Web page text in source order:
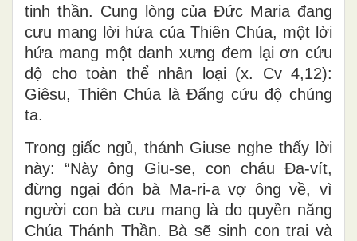
tinh thần. Cung lòng của Đức Maria đang
cưu mang lời hứa của Thiên Chúa, một lời
hứa mang một danh xưng đem lại ơn cứu
độ cho toàn thể nhân loại (x. Cv 4,12):
Giêsu, Thiên Chúa là Đấng cứu độ chúng
ta.
Trong giấc ngủ, thánh Giuse nghe thấy lời
này: “Này ông Giu-se, con cháu Đa-vít,
đừng ngại đón bà Ma-ri-a vợ ông về, vì
người con bà cưu mang là do quyền năng
Chúa Thánh Thần. Bà sẽ sinh con trai và